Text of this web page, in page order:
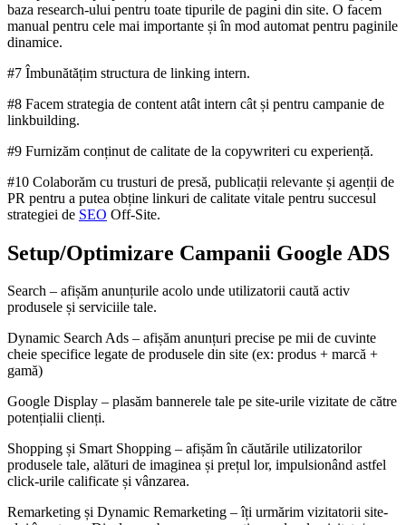
baza research-ului pentru toate tipurile de pagini din site. O facem
manual pentru cele mai importante și în mod automat pentru paginile
dinamice.
#7 Îmbunătățim structura de linking intern.
#8 Facem strategia de content atât intern cât și pentru campanie de
linkbuilding.
#9 Furnizăm conținut de calitate de la copywriteri cu experiență.
#10 Colaborăm cu trusturi de presă, publicații relevante și agenții de
PR pentru a putea obține linkuri de calitate vitale pentru succesul
strategiei de SEO Off-Site.
Setup/Optimizare Campanii Google ADS
Search – afișăm anunțurile acolo unde utilizatorii caută activ
produsele și serviciile tale.
Dynamic Search Ads – afișăm anunțuri precise pe mii de cuvinte
cheie specifice legate de produsele din site (ex: produs + marcă +
gamă)
Google Display – plasăm bannerele tale pe site-urile vizitate de către
potențialii clienți.
Shopping și Smart Shopping – afișăm în căutările utilizatorilor
produsele tale, alături de imaginea și prețul lor, impulsionând astfel
click-urile calificate și vânzarea.
Remarketing și Dynamic Remarketing – îți urmărim vizitatorii site-